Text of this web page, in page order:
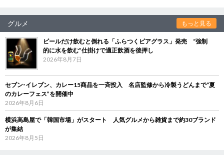
グルメ もっと見る
ビールだけ飲むと倒れる「ふらつくビアグラス」発売 “強制
的に水を飲む”仕掛けで適正飲酒を後押し
2026年8月7日
セブン‐イレブン、カレー15商品を一斉投入 名店監修から冷製うどんまで“夏
のカレーフェス”を開催中
2026年8月6日
横浜高島屋で「韓国市場」がスタート 人気グルメから雑貨まで約30ブランド
が集結
2026年8月5日